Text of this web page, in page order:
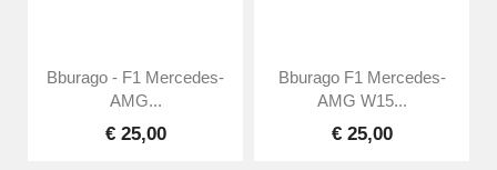
Bburago - F1 Mercedes-
AMG...
€ 25,00
Bburago F1 Mercedes-
AMG W15...
€ 25,00